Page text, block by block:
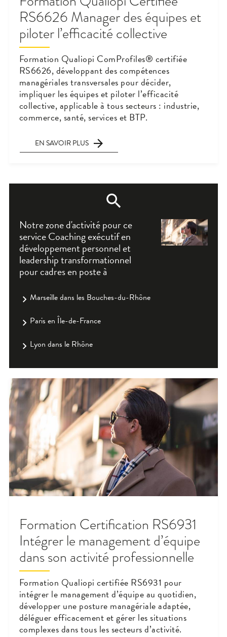
RS6626 Manager des équipes et
piloter l’efficacité collective
Formation Qualiopi ComProfiles® certifiée
RS6626, développant des compétences
managériales transversales pour décider,
impliquer les équipes et piloter l’efficacité
collective, applicable à tous secteurs : industrie,
commerce, santé, services et BTP.
EN SAVOIR PLUS
Notre zone d'activité pour ce
service Coaching exécutif en
développement personnel et
leadership transformationnel
pour cadres en poste à
Marseille dans les Bouches-du-Rhône
Paris en Île-de-France
Lyon dans le Rhône
Formation Certification RS6931
Intégrer le management d’équipe
dans son activité professionnelle
Formation Qualiopi certifiée RS6931 pour
intégrer le management d’équipe au quotidien,
développer une posture managériale adaptée,
déléguer efficacement et gérer les situations
complexes dans tous les secteurs d’activité.